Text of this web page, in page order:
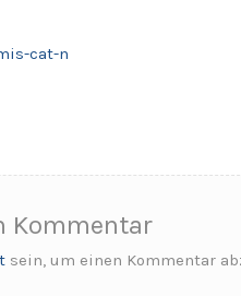
cat-n
Kommentar
sein, um einen Kommentar